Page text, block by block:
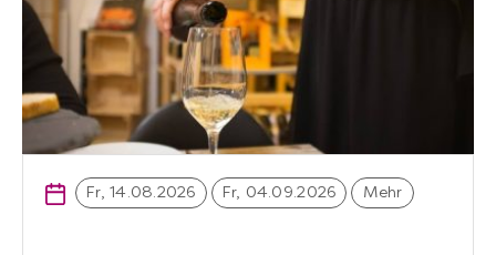
Fr, 14.08.2026 Fr, 04.09.2026 Mehr